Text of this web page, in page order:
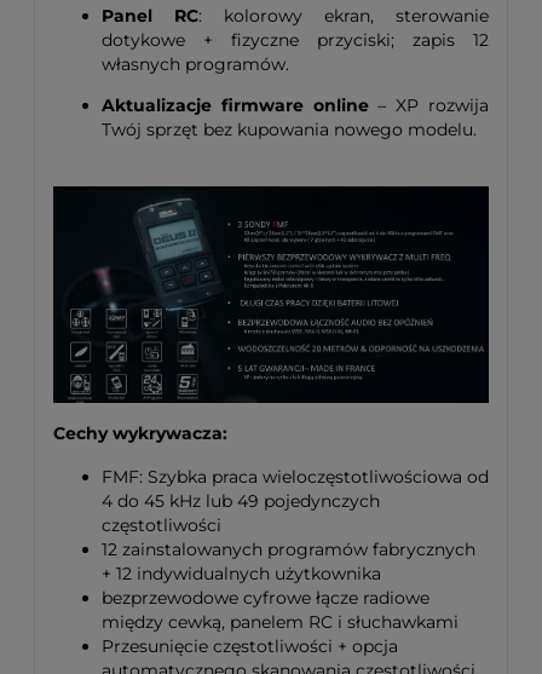
Panel RC: kolorowy ekran, sterowanie
dotykowe + fizyczne przyciski; zapis 12
własnych programów.
Aktualizacje firmware online– XP rozwija
Twój sprzęt bez kupowania nowego modelu.
Cechy wykrywacza:
FMF: Szybka praca wieloczęstotliwościowa od
4 do 45 kHz lub 49 pojedynczych
częstotliwości
12 zainstalowanych programów fabrycznych
+ 12 indywidualnych użytkownika
bezprzewodowe cyfrowe łącze radiowe
między cewką, panelem RC i słuchawkami
Przesunięcie częstotliwości + opcja